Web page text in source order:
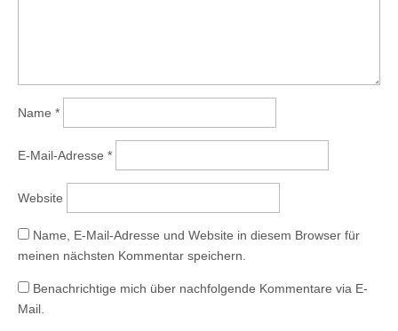
Name *
E-Mail-Adresse *
Website
Name, E-Mail-Adresse und Website in diesem Browser für
meinen nächsten Kommentar speichern.
Benachrichtige mich über nachfolgende Kommentare via E-
Mail.